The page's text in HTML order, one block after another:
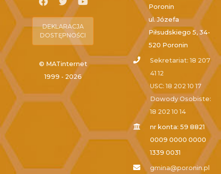
DEKLARACJA
DOSTĘPNOŚCI
© MATinternet
1999 - 2026
Poronin
ul. Józefa
Piłsudskiego 5, 34-
520 Poronin
Sekretariat: 18 207
41 12
USC: 18 202 10 17
Dowody Osobiste:
18 202 10 14
nr konta: 59 8821
0009 0000 0000
1339 0031
gmina@poronin.pl